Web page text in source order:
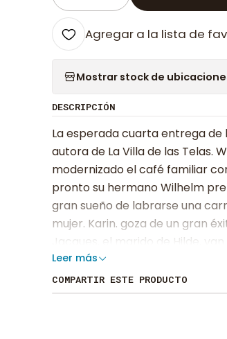
Agregar a la lista de
Mostrar stock de
DESCRIPCIÓN
La esperada cuarta entrega de
autora de La Villa de las Telas.
modernizado el café familiar
pronto su hermano Wilhelm
gran sueño de labrarse una
mujer. Karin. goza de un gran
Jacques. el marido de Hilde.
nada menos que el rebelde
trabajo. sino también algo que
Wiesbaden empieza a correr
Leer más
COMPARTIR ESTE PRODUCTO